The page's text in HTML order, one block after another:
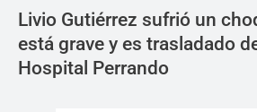
Livio Gutiérrez sufrió un
está grave y es trasladado
Hospital Perrando